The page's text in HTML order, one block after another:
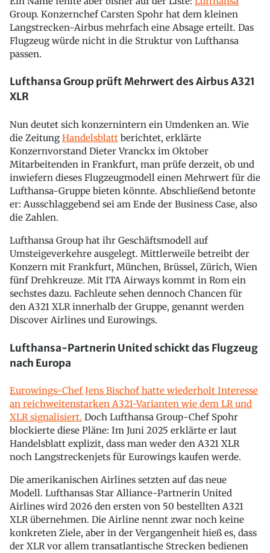
Group. Konzernchef Carsten Spohr hat dem kleinen
Langstrecken-Airbus mehrfach eine Absage erteilt. Das
Flugzeug würde nicht in die Struktur von Lufthansa
passen.
Lufthansa Group prüft Mehrwert des Airbus A321
XLR
Nun deutet sich konzernintern ein Umdenken an. Wie
die Zeitung Handelsblatt berichtet, erklärte
Konzernvorstand Dieter Vranckx im Oktober
Mitarbeitenden in Frankfurt, man prüfe derzeit, ob und
inwiefern dieses Flugzeugmodell einen Mehrwert für die
Lufthansa-Gruppe bieten könnte. Abschließend betonte
er: Ausschlaggebend sei am Ende der Business Case, also
die Zahlen.
Lufthansa Group hat ihr Geschäftsmodell auf
Umsteigeverkehre ausgelegt. Mittlerweile betreibt der
Konzern mit Frankfurt, München, Brüssel, Zürich, Wien
fünf Drehkreuze. Mit ITA Airways kommt in Rom ein
sechstes dazu. Fachleute sehen dennoch Chancen für
den A321 XLR innerhalb der Gruppe, genannt werden
Discover Airlines und Eurowings.
Lufthansa-Partnerin United schickt das Flugzeug
nach Europa
Eurowings-Chef Jens Bischof hatte wiederholt Interesse
an reichweitenstarken A321-Varianten wie dem LR und
XLR signalisiert. Doch Lufthansa Group-Chef Spohr
blockierte diese Pläne: Im Juni 2025 erklärte er laut
Handelsblatt explizit, dass man weder den A321 XLR
noch Langstreckenjets für Eurowings kaufen werde.
Die amerikanischen Airlines setzten auf das neue
Modell. Lufthansas Star Alliance-Partnerin United
Airlines wird 2026 den ersten von 50 bestellten A321
XLR übernehmen. Die Airline nennt zwar noch keine
konkreten Ziele, aber in der Vergangenheit hieß es, dass
der XLR vor allem transatlantische Strecken bedienen